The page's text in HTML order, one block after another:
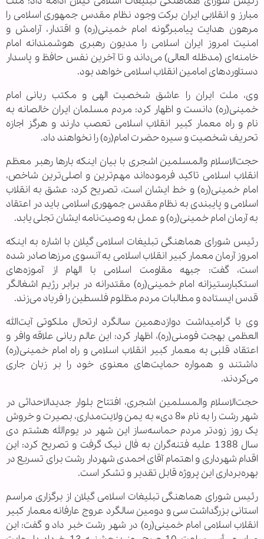
مبارز و انقلابی ایران برکت وجود نظام مقدس جمهوری اسلامی را
مرهون هدایت پیامبرگونه امام خمینی(ره) و اقتدار، آرامش و
امنیت امروز ایران اسلامی را مدیون رهبری هوشمندانه امام
خامنه‌ای (مدظله العالی) می‌داند و تا آخرین نفس حافظ و پاسدار
دستاوردهای امامین انقلاب اسلامی خواهد بود.
وی، ملت ایران را عاشق شخصیت الهی و مکتب ربانی امام
خمینی(ره) دانست و اظهار کرد: مردم مسلمان ایران خالصانه به
نام و راه معمار کبیر انقلاب اسلامی تعصب دارند و هرگز اجازه
تحریف شخصیت و سیره حضرت امام(ره) را نخواهند داد.
حجت‌الاسلام والمسلمین اشجری با بیان اینکه بارها رهبر معظم
انقلاب اسلامی تاکید فرموده‌اند مهم‌ترین و اصلی‌ترین شاخص،
امام خمینی(ره) و خط ایشان است، تصریح کرد: عشق به انقلاب
اسلامی و پایبندی به نظام مقدس جمهوری اسلامی باید در اعتقاد
به آرمان امام خمینی(ره) و عمل به وصیت‌نامه ایشان تجلی یابد.
رئیس شورای هماهنگی تبلیغات اسلامی گیلان با اشاره به اینکه
امروز آرمان معمار کبیر انقلاب اسلامی به آنسوی مرزها صادر شده
است، گفت: جبهه مقاومت اسلامی با الهام از آموزه‌های
استکبارستیزانه امام خمینی(ره) مقتدرانه در برابر رژیم اشغالگر
قدس ایستاده و مطالبات مردم مظلوم فلسطین را فریاد می‌زند.
وی با گرامیداشت دوازدهمین سالگرد ارتحال ملکوتی آیت‌الله
العظمی بهجت فومنی(ره)، اظهار کرد: این عالم ربانی علاقه وافر و
اعتقاد قلبی به معمار کبیر انقلاب اسلامی و راه امام خمینی(ره)
داشتند و همواره حمایت‌های معنوی خود را بر زبان جاری
می‌کردند.
حجت‌الاسلام والمسلمین اشجری، افتتاح بلوار جدیدالاحداثی در
شهر رشت را به نام «8 دی» به یمن ولایت‌مداری، بصیرت و خروش
یک روز زودتر مردم حماسه‌ساز این شهر در یوم‌الله هشتم دی
سال 1388 علیه فتنه‌گران به فال نیک گرفت و تصریح کرد: این
اقدام شهرداری و اهتمام آقای احمدی شهردار رشت برای تسریع در
بهره‌برداری این پروژه قابل تقدیر و تشکر است.
رئیس شورای هماهنگی تبلیغات اسلامی گیلان از برگزاری مراسم
استانی بزرگداشت سی و دومین سالگرد عروج عارفانه معمار کبیر
انقلاب اسلامی امام خمینی(ره) در شهر رشت خبر داد و گفت: این